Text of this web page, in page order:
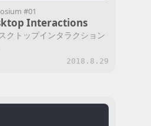
#01
Interactions
クトップインタラクション
2018.8.29